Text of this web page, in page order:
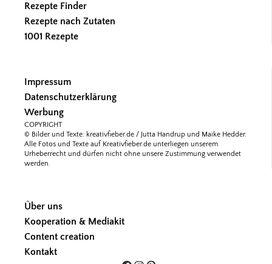
Rezepte Finder
Rezepte nach Zutaten
1001 Rezepte
Impressum
Datenschutzerklärung
Werbung
COPYRIGHT
© Bilder und Texte: kreativfieber.de / Jutta Handrup und Maike Hedder.
Alle Fotos und Texte auf Kreativfieber.de unterliegen unserem
Urheberrecht und dürfen nicht ohne unsere Zustimmung verwendet
werden.
Über uns
Kooperation & Mediakit
Content creation
Kontakt